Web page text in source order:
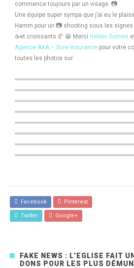
commence toujours par un visage. 📷
Une équipe super sympa que j’ai eu le
Hamm pour un 📷 shooting sous les
☕️et croissants 🥐 😁 Merci Helder Gomes
Agence AXA – Sure Insurance pour votre
toutes les photos sur
Facebook Pinterest
Twitter Google+
FAKE NEWS : L’EGLISE FAIT
DONS POUR LES PLUS